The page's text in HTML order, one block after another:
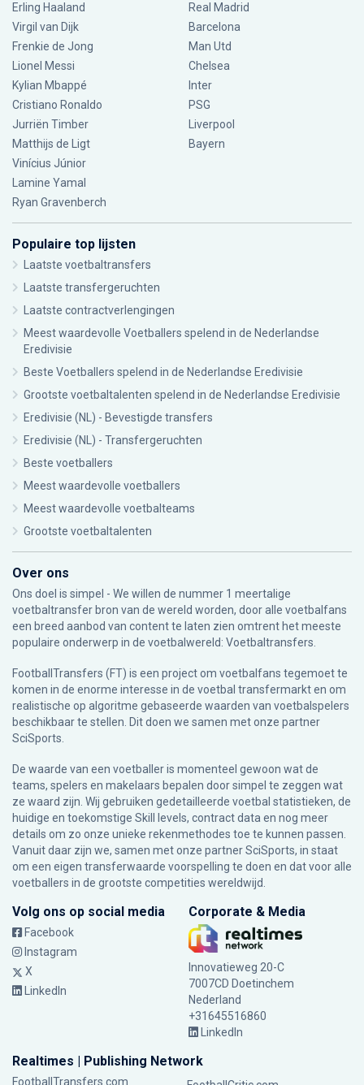
Erling Haaland
Virgil van Dijk
Frenkie de Jong
Lionel Messi
Kylian Mbappé
Cristiano Ronaldo
Jurriën Timber
Matthijs de Ligt
Vinícius Júnior
Lamine Yamal
Ryan Gravenberch
Real Madrid
Barcelona
Man Utd
Chelsea
Inter
PSG
Liverpool
Bayern
Populaire top lijsten
Laatste voetbaltransfers
Laatste transfergeruchten
Laatste contractverlengingen
Meest waardevolle Voetballers spelend in de Nederlandse
Eredivisie
Beste Voetballers spelend in de Nederlandse Eredivisie
Grootste voetbaltalenten spelend in de Nederlandse Eredivisie
Eredivisie (NL) - Bevestigde transfers
Eredivisie (NL) - Transfergeruchten
Beste voetballers
Meest waardevolle voetballers
Meest waardevolle voetbalteams
Grootste voetbaltalenten
Over ons
Ons doel is simpel - We willen de nummer 1 meertalige
voetbaltransfer bron van de wereld worden, door alle voetbalfans
een breed aanbod van content te laten zien omtrent het meeste
populaire onderwerp in de voetbalwereld: Voetbaltransfers.
FootballTransfers (FT) is een project om voetbalfans tegemoet te
komen in de enorme interesse in de voetbal transfermarkt en om
realistische op algoritme gebaseerde waarden van voetbalspelers
beschikbaar te stellen. Dit doen we samen met onze partner
SciSports
De waarde van een voetballer is momenteel gewoon wat de
teams, spelers en makelaars bepalen door simpel te zeggen wat
ze waard zijn. Wij gebruiken gedetailleerde voetbal statistieken, de
huidige en toekomstige Skill levels, contract data en nog meer
details om zo onze unieke rekenmethodes toe te kunnen passen.
Vanuit daar zijn we, samen met onze partner SciSports, in staat
om een eigen transferwaarde voorspelling te doen en dat voor alle
voetballers in de grootste competities wereldwijd.
Volg ons op social media
Facebook
Instagram
X
LinkedIn
Corporate & Media
Innovatieweg 20-C
7007CD Doetinchem
Nederland
+31645516860
LinkedIn
Realtimes | Publishing Network
FootballTransfers.com